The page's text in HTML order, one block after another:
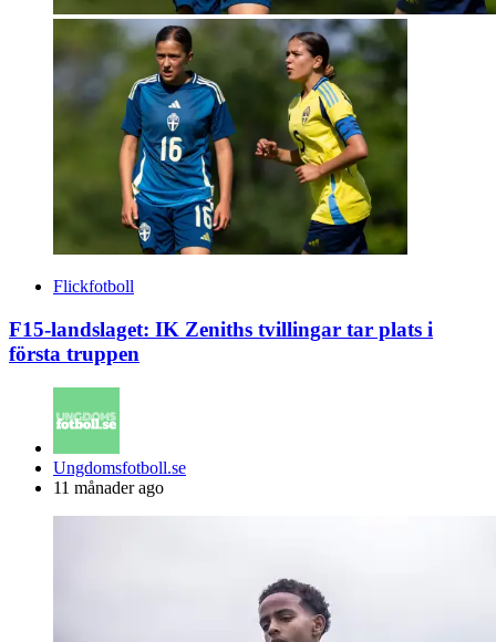
Flickfotboll
F15-landslaget: IK Zeniths tvillingar tar plats i
första truppen
Posted
by
Ungdomsfotboll.se
11 månader ago